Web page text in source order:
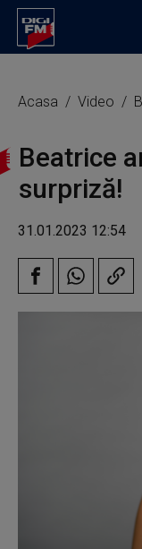
Acasa Video
Beatrice
surpriză!
31.01.2023 12:54